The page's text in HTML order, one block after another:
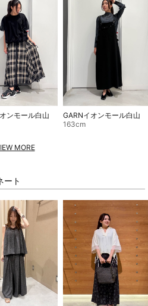
ンモール白山
GARNイオンモール白山
163cm
MORE
ート